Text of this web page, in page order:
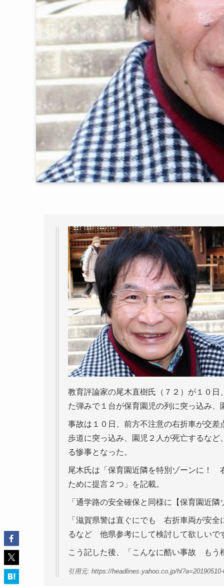
教育評論家の尾木直樹氏（７２）が１０
た弾みで１台が保育園児の列に突っ込み
事故は１０日、前方不注意の右折車が交
歩道に突っ込み、園児２人が死亡するな
る惨事となった。
尾木氏は「保育園近隣を特別ゾーンに！
ために提言２つ」を記載。
「通学路の安全確保と同様に【保育園近
「滋賀県警は直ぐにでも 右折車両が安
るなど 他県参考にして検討して欲しいで
こう記した後、「こんなに酷い事故 もう
引用元: https://headlines.yahoo.co.jp/